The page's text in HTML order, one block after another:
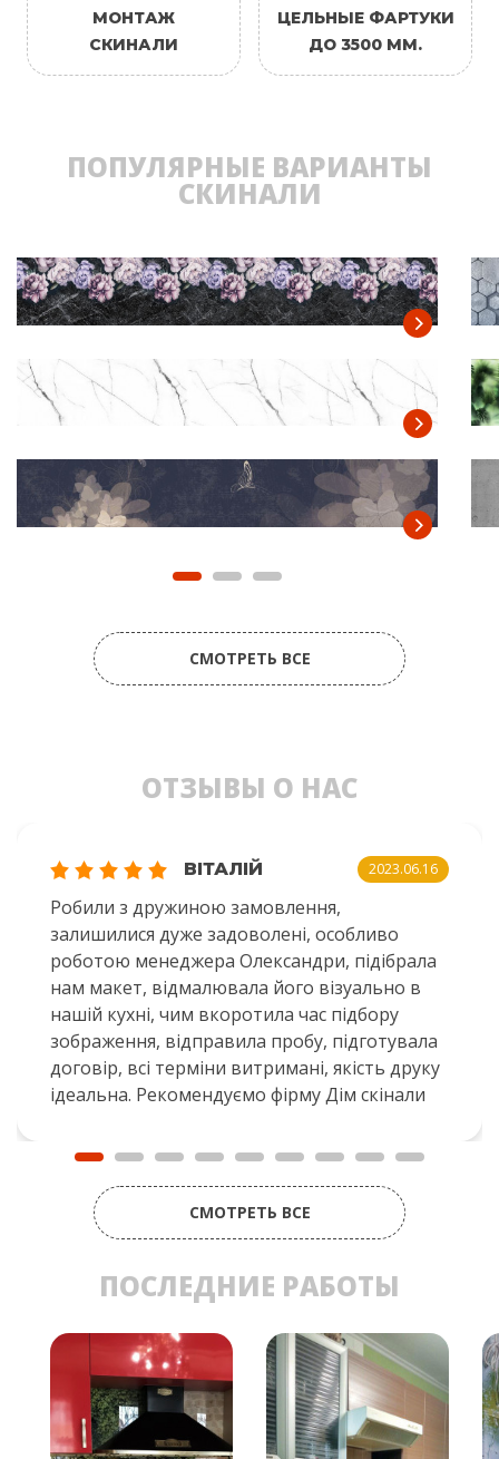
МОНТАЖ
СКИНАЛИ
ЦЕЛЬНЫЕ ФАРТУКИ
ДО 3500 ММ.
ПОПУЛЯРНЫЕ ВАРИАНТЫ
СКИНАЛИ
СМОТРЕТЬ ВСЕ
ОТЗЫВЫ О НАС
ВІТАЛІЙ 2023.06.16
Робили з дружиною замовлення,
залишилися дуже задоволені, особливо
роботою менеджера Олександри, підібрала
нам макет, відмалювала його візуально в
нашій кухні, чим вкоротила час підбору
зображення, відправила пробу, підготувала
договір, всі терміни витримані, якість друку
ідеальна. Рекомендуємо фірму Дім скінали
СМОТРЕТЬ ВСЕ
ПОСЛЕДНИЕ РАБОТЫ